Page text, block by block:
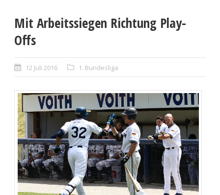
Mit Arbeitssiegen Richtung Play-
Offs
12 Juli 2016 1. Bundesliga